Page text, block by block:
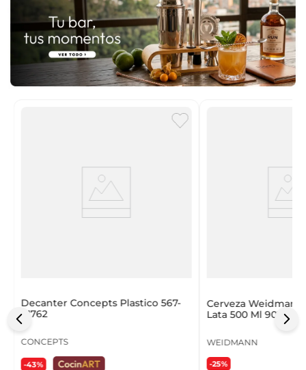
Decanter Concepts Plastico 567-
41762
CONCEPTS
-43%
Cerveza
Lata 500 Ml 901599
WEIDMANN
-25%